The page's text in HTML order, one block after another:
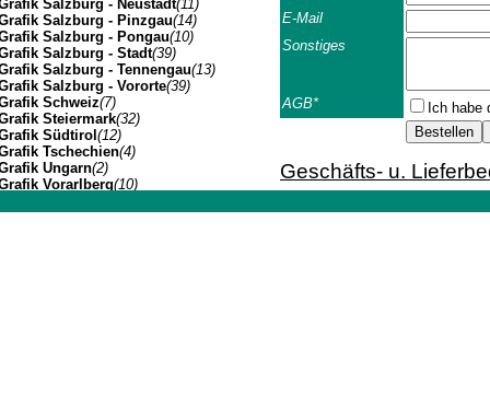
Salzburg - Neustadt(11)
Salzburg - Pinzgau(14)
Salzburg - Pongau(10)
Salzburg - Stadt(39)
Salzburg - Tennengau(13)
Salzburg - Vororte(39)
Schweiz(7)
Steiermark(32)
Südtirol (12)
Tschechien(4)
Ungarn(2)
Vorarlberg(10)
Wien I(3)
E-Mail
Sonstiges
AGB* Ich habe
Geschäfts- u.
Die folgenden